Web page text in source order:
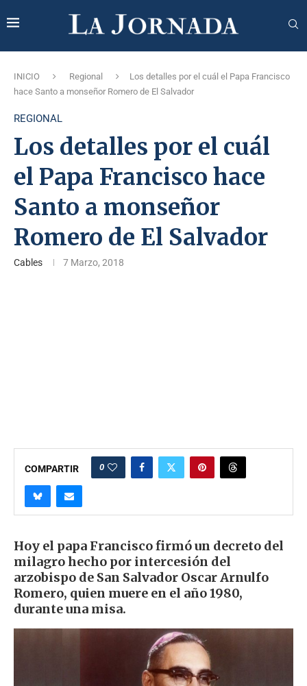
INICIO Regional
Los detalles por el cuál el Papa Francisco
hace Santo a monseñor Romero de El Salvador
REGIONAL
Los detalles por el cuál
el Papa Francisco hace
Santo a monseñor
Romero de El Salvador
Cables 7 Marzo, 2018
COMPARTIR 0
Hoy el papa Francisco firmó un decreto del
milagro hecho por intercesión del
arzobispo de San Salvador Oscar Arnulfo
Romero, quien muere en el año 1980,
durante una misa.